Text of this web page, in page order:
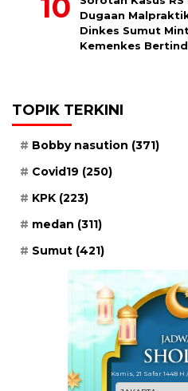
Dugaan
Dinkes Sumut
Kemenkes
TOPIK TERKINI
Bobby nasution (371)
Covid19 (250)
KPK (223)
medan (311)
Sumut (421)
Kamis, 21 Safar 1448